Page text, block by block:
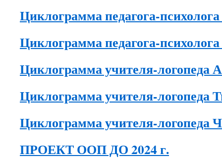
Циклограмма педагога-
Циклограмма педагога-
Циклограмма учителя-логопеда
Циклограмма учителя-
Циклограмма учителя-
ПРОЕКТ ООП ДО 2024 г.